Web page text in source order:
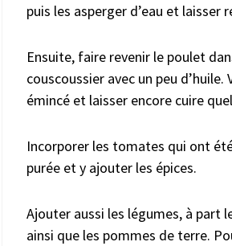
puis les asperger d’eau et laisser
Ensuite, faire revenir le poulet
couscoussier avec un peu d’huile.
émincé et laisser encore cuire
Incorporer les tomates qui ont
purée et y ajouter les épices.
Ajouter aussi les légumes, à part
ainsi que les pommes de terre.